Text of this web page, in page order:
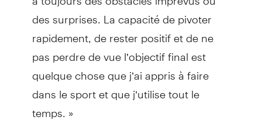
des surprises. La capacité de pivoter
rapidement, de rester positif et de ne
pas perdre de vue l’objectif final est
quelque chose que j’ai appris à faire
dans le sport et que j’utilise tout le
temps. »